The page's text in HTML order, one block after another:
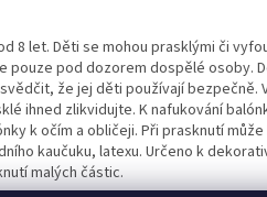
8 let. Děti se mohou prasklými či
pouze pod dozorem dospělé osoby.
že jej děti používají bezpečně.
ihned zlikvidujte. K nafukování
k očím a obličeji. Při prasknutí
kaučuku, latexu. Určeno k
malých částic.